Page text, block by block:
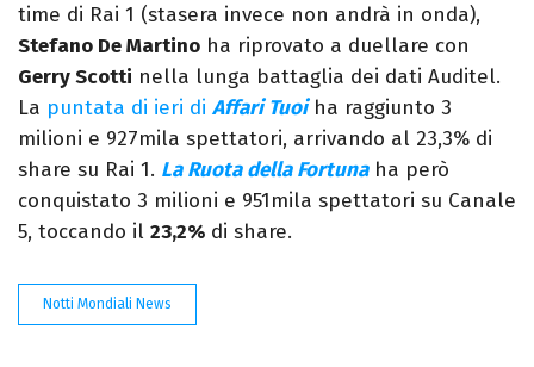
time di Rai 1 (stasera invece non andrà in onda),
Stefano De Martino ha riprovato a duellare con
Gerry Scotti nella lunga battaglia dei dati Auditel.
La puntata di ieri di Affari Tuoiha raggiunto 3
milioni e 927mila spettatori, arrivando al 23,3% di
share su Rai 1. La Ruota della Fortunaha però
conquistato 3 milioni e 951mila spettatori su Canale
5, toccando il 23,2% di share.
Notti Mondiali News